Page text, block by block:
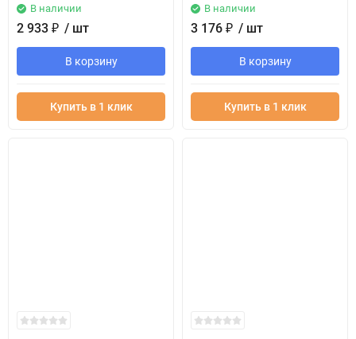
В наличии
2 933 ₽ / шт
В корзину
Купить в 1 клик
В наличии
3 176 ₽ / шт
В корзину
Купить в 1 клик